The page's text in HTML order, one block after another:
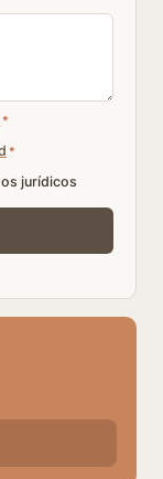
*
*
jurídicos